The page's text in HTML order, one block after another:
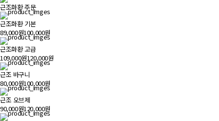
근조화환 주문
근조화환 기본
89,000원100,000원
근조화환 고급
109,000원120,000원
근조 바구니
80,000원100,000원
근조 오브제
90,000원120,000원